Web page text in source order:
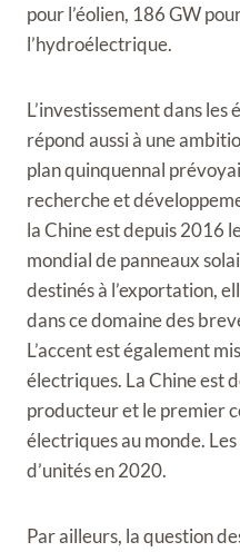
pour l’éolien, 186 GW
l’hydroélectrique.
L’investissement dans
répond aussi à une
plan quinquennal
recherche et
la Chine est depuis 2016
mondial de panneaux
destinés à l’exportation,
dans ce domaine des
L’accent est également
électriques. La Chine est
producteur et le premier
électriques au monde.
d’unités en 2020.
Par ailleurs, la question